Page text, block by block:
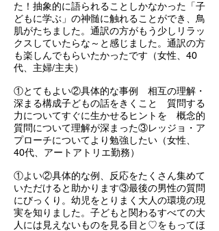
た！抽象的に語られることしかなかった「子
どもに学ぶ」の神髄に触れることができ、鳥
肌がたちました。通訳の方がもう少しリラッ
クスしていたらな～と感じました。通訳の方
も楽しんでもらいたかったです（女性、40
代、主婦/主夫）
①とてもよい②具体的な事例 相互の理解・
深まる構成子どもの話をきくこと 質問する
力についてすぐに生かせるヒントを 概念的
質問について理解が深まった③レッジョ・ア
プローチについてより勉強したい（女性、
40代、アートアトリエ勤務）
①よい②具体的な例、反応をたくさん集めて
いただけると助かります③最後の男性の質問
にびっくり。幼児をとりまく大人の環境の現
実を知りました。子どもと関わるすべての大
人には見えないものを見る目と♡をもってほ